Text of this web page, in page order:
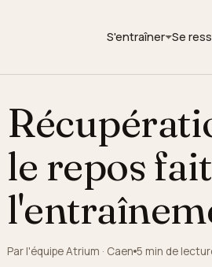
S'entraîner Se
le repos
Par l'équipe Atrium · Caen 5 min de